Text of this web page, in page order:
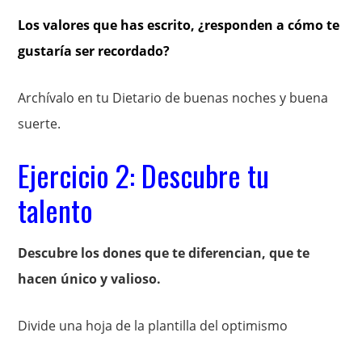
Los valores que has escrito, ¿responden a cómo te
gustaría ser recordado?
Archívalo en tu Dietario de buenas noches y buena
suerte.
Ejercicio 2: Descubre tu
talento
Descubre los dones que te diferencian, que te
hacen único y valioso.
Divide una hoja de la plantilla del optimismo